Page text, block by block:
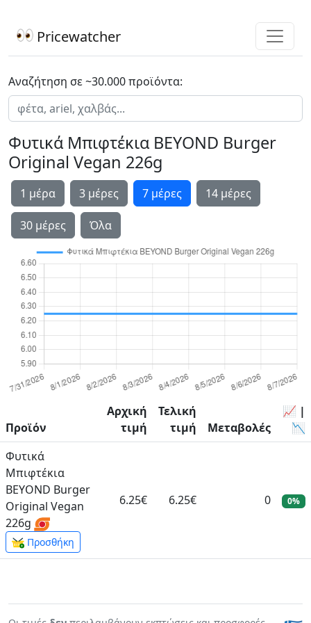
Pricewatcher
Αναζήτηση σε ~30.000 προϊόντα:
Φυτικά Μπιφτέκια BEYOND Burger
Original Vegan 226g
1 μέρα 3 μέρες 7 μέρες 14 μέρες
30 μέρες Όλα
Προϊόν
Αρχική
τιμή
Τελική
τιμή
Μεταβολές
📈 |
📉
Φυτικά
Μπιφτέκια
BEYOND Burger
Original Vegan
226g
Προσθήκη
6.25€ 6.25€ 0 0%